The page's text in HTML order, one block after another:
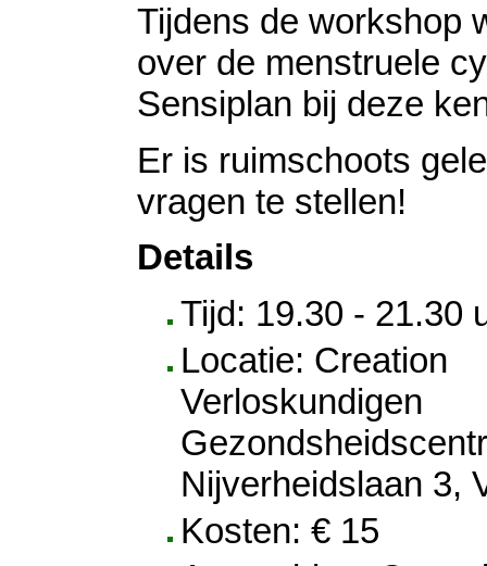
Tijdens de workshop
over de menstruele
Sensiplan bij deze
Er is ruimschoots
vragen te stellen!
Details
Tijd: 19.30 - 21.30
Locatie: Creation
Verloskundigen
Nijverheidslaan 3,
Kosten: € 15